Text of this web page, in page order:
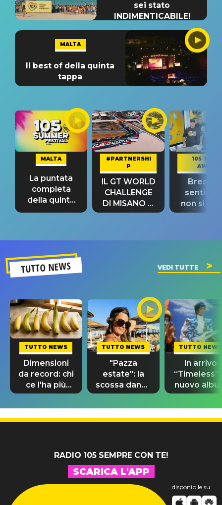
sei stato
INDIMENTICABILE!
MALTA
Il best of della quinta
tappa
MALTA
La puntata
completa
della quinta
tappa
#PARTNERSHI
P
IL GT WORLD
CHALLENGE
DI MISANO si
riconferma
105 TAKE
AWAY
Bresh:
non si
fino alla
TUTTO NEWS VEDI TUTTE
TUTTO NEWS
Dimensioni
da record: chi
ce l'ha più
lungo nel
mondo?
TUTTO NEWS
"Pazza
estate": la
scossa dance
di Sara
Tommasi
TUTTO NEWS
In arrivo
nuovo
di Prince
10 brani
inediti
RADIO 105 SEMPRE CON TE!
SCARICA L'APP
disponibile su